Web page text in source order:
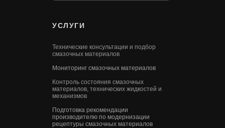
УСЛУГИ
Технические консультации и подбор
смазочных материалов
Мониторинг смазочных материалов
Контроль состояния смазочных
материалов, технических жидкостей и
механизмов
Подготовка рекомендации
производителю по модернизации
рецептуры смазочных материалов